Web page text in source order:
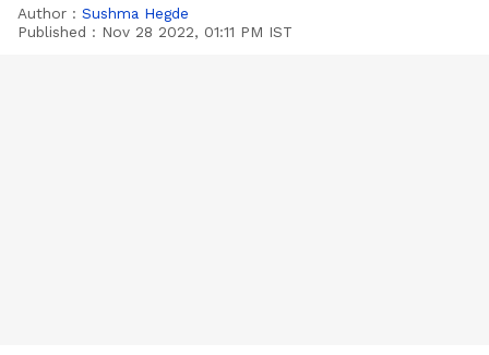
Author : Sushma Hegde
Published : Nov 28 2022, 01:11 PM IST